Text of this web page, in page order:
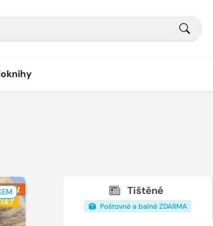
Tištěné
Poštovné a balné ZDARMA